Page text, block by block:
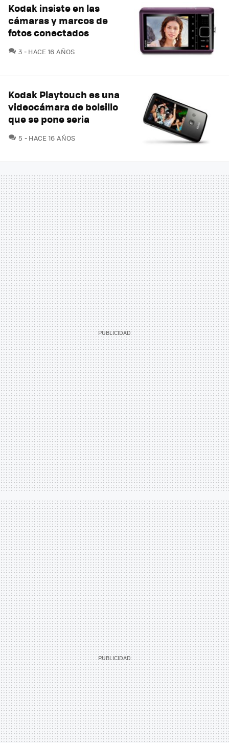
Kodak insiste en las
cámaras y marcos de
fotos conectados
3 COMENTARIOS
HACE 16 AÑOS
Kodak Playtouch es una
videocámara de bolsillo
que se pone seria
5 COMENTARIOS
HACE 16 AÑOS